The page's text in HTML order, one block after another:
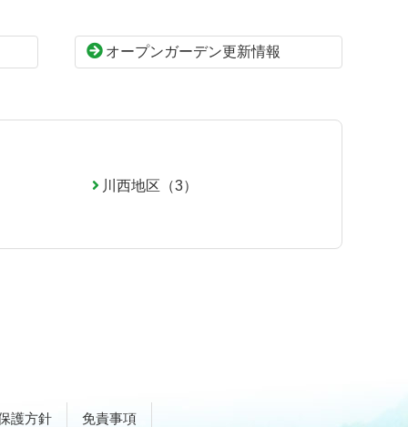
オープンガーデン更新情報
川西地区（3）
護方針 免責事項